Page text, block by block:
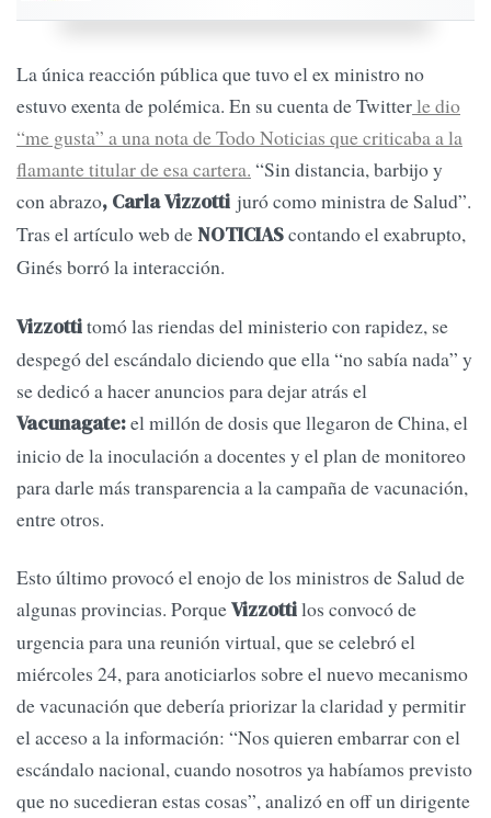
La única reacción pública que tuvo el ex ministro no
estuvo exenta de polémica. En su cuenta de Twitterle dio
“me gusta” a una nota de Todo Noticias que criticaba a la
flamante titular de esa cartera. “Sin distancia, barbijo y
con abrazo, Carla Vizzotti juró como ministra de Salud”.
Tras el artículo web deNOTICIAScontando el exabrupto,
Ginés borró la interacción.
Vizzottitomó las riendas del ministerio con rapidez, se
despegó del escándalo diciendo que ella “no sabía nada” y
se dedicó a hacer anuncios para dejar atrás el
Vacunagate:el millón de dosis que llegaron de China, el
inicio de la inoculación a docentes y el plan de monitoreo
para darle más transparencia a la campaña de vacunación,
entre otros.
Esto último provocó el enojo de los ministros de Salud de
algunas provincias. PorqueVizzottilos convocó de
urgencia para una reunión virtual, que se celebró el
miércoles 24, para anoticiarlos sobre el nuevo mecanismo
de vacunación que debería priorizar la claridad y permitir
el acceso a la información: “Nos quieren embarrar con el
escándalo nacional, cuando nosotros ya habíamos previsto
que no sucedieran estas cosas”, analizó en off un dirigente